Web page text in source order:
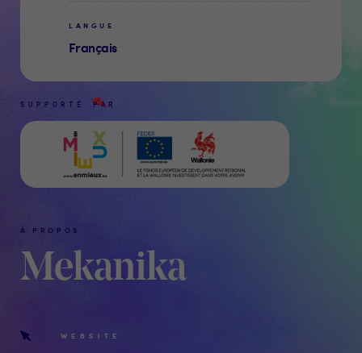
LANGUE
Français
SUPPORTÉ PAR
À PROPOS
Mekanika
WEBSITE